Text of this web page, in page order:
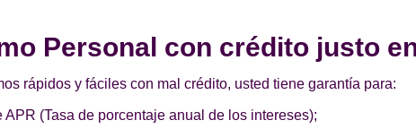
Personal con crédito justo
rápidos y fáciles con mal crédito, usted tiene garantía para:
(Tasa de porcentaje anual de los intereses);